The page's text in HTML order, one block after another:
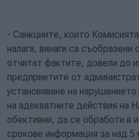
- Санкциите, които
налага, винаги са
отчитат фактите, довели до
предприетите от
установяване на
на адекватните действия на
обективни, да се обработи в
срокове информация за над 5